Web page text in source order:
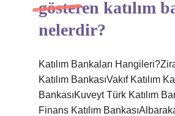
gösteren katılım
nelerdir?
Katılım Bankaları
Katılım BankasıVakıf Katılım
BankasıKuveyt Türk Katılım
Finans Katılım